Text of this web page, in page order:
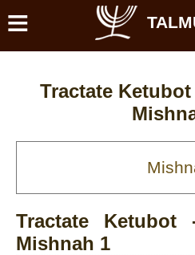
≡
Tractate Ketubot
Tractate
Mishnah 1